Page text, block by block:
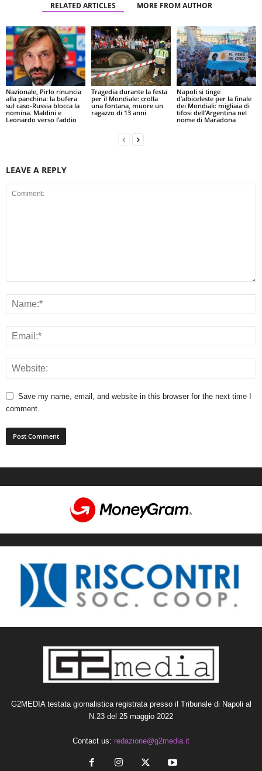
RELATED ARTICLES MORE FROM AUTHOR
Nazionale, Pirlo rinuncia
alla panchina: la bufera
sul caso-Russia blocca la
nomina. Maldini e
Leonardo verso l’addio
Tragedia durante la festa
per il Mondiale: crolla
una fontana, muore un
ragazzo di 13 anni
Napoli si tinge
d’albiceleste per la finale
dei Mondiali: migliaia di
tifosi dell’Argentina nel
nome di Maradona
LEAVE A REPLY
Save my name, email, and website in this browser for the next time I
comment.
G2MEDIA testata giornalistica registrata presso il Tribunale di Napoli al
N.23 del 25 maggio 2022
Contact us: redazione@g2media.it